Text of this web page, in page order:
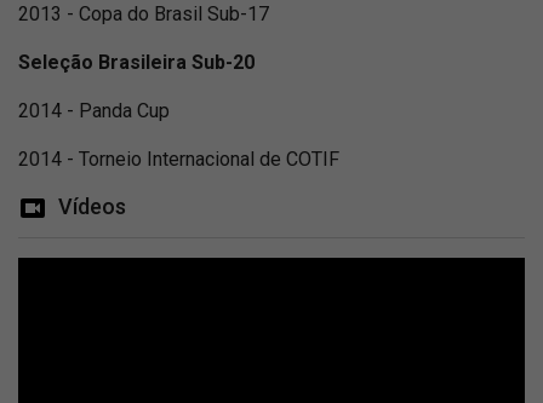
2013 - Copa do Brasil Sub-17
Seleção Brasileira Sub-20
2014 - Panda Cup
2014 - Torneio Internacional de COTIF
Vídeos